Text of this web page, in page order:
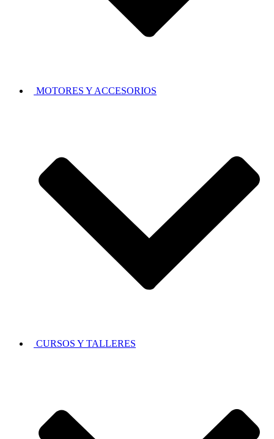
MOTORES Y ACCESORIOS
CURSOS Y TALLERES